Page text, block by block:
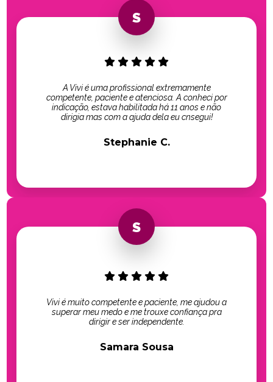
A Vivi é uma profissional extremamente
competente, paciente e atenciosa. A conheci por
indicação, estava habilitada há 11 anos e não
dirigia mas com a ajuda dela eu cnsegui!
Stephanie C.
Vivi é muito competente e paciente, me ajudou a
superar meu medo e me trouxe confiança pra
dirigir e ser independente.
Samara Sousa